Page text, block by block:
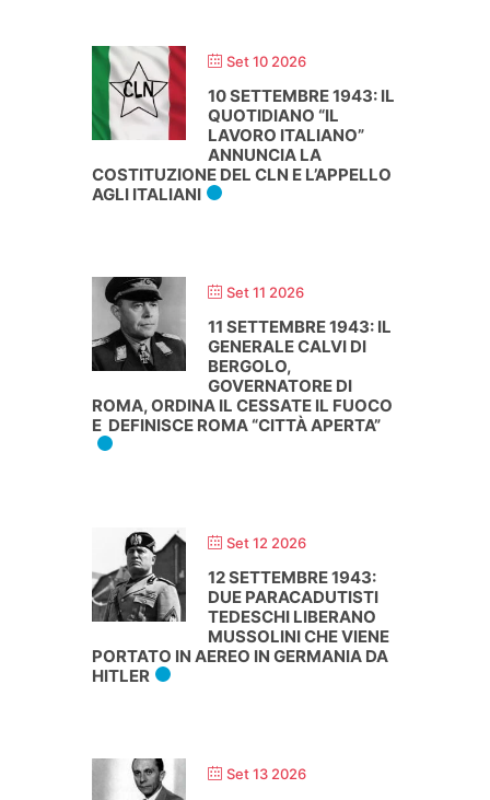
Set 10 2026
10 SETTEMBRE 1943: IL
QUOTIDIANO “IL
LAVORO ITALIANO”
ANNUNCIA LA
COSTITUZIONE DEL CLN E L’APPELLO
AGLI ITALIANI
Set 11 2026
11 SETTEMBRE 1943: IL
GENERALE CALVI DI
BERGOLO,
GOVERNATORE DI
ROMA, ORDINA IL CESSATE IL FUOCO
E DEFINISCE ROMA “CITTÀ APERTA”
Set 12 2026
12 SETTEMBRE 1943:
DUE PARACADUTISTI
TEDESCHI LIBERANO
MUSSOLINI CHE VIENE
PORTATO IN AEREO IN GERMANIA DA
HITLER
Set 13 2026